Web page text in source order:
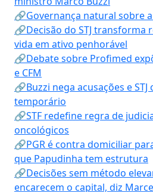
🔗Governança natural sobre
🔗Decisão do STJ transforma
vida em ativo penhorável
🔗Debate sobre Profimed
e CFM
🔗Buzzi nega acusações e
temporário
🔗STF redefine regra de
oncológicos
🔗PGR é contra domiciliar
que Papudinha tem estrutura
🔗Decisões sem método
encarecem o capital, diz